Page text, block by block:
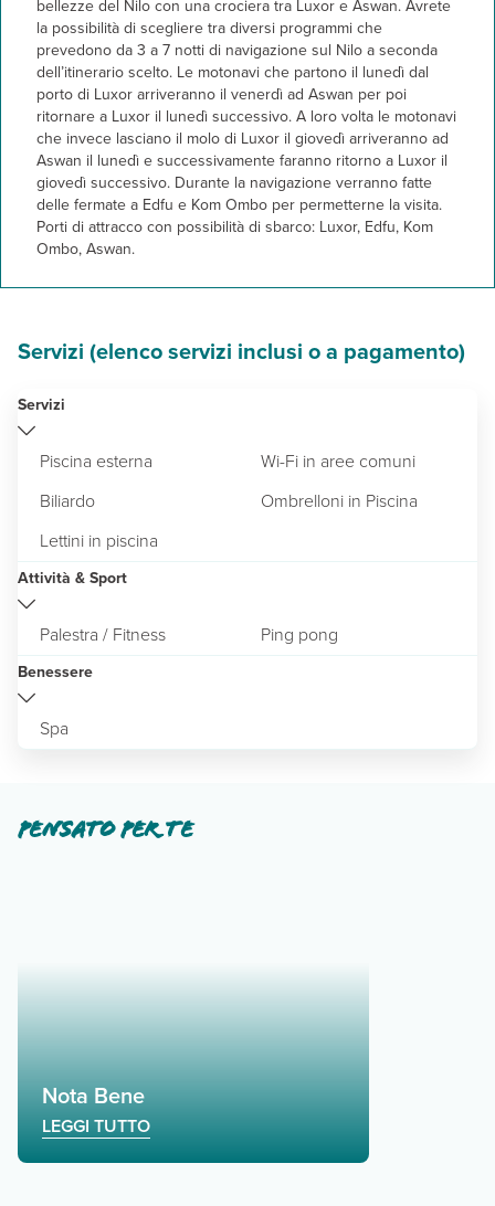
Museo Nazionale della Civilizzazione Egiziana
Sounds & Lights alla Sfinge
Giro della città di notte
Cairo Copta e Cairo Islamica
Mini crociera sul Nilo con cena
Il programma descritto è sempre organizzato su base gruppo
bellezze del Nilo con una crociera tra Luxor e Aswan. Avrete
la possibilità di scegliere tra diversi programmi che
prevedono da 3 a 7 notti di navigazione sul Nilo a seconda
dell’itinerario scelto. Le motonavi che partono il lunedì dal
porto di Luxor arriveranno il venerdì ad Aswan per poi
ritornare a Luxor il lunedì successivo. A loro volta le motonavi
che invece lasciano il molo di Luxor il giovedì arriveranno ad
Aswan il lunedì e successivamente faranno ritorno a Luxor il
giovedì successivo. Durante la navigazione verranno fatte
delle fermate a Edfu e Kom Ombo per permetterne la visita.
Porti di attracco con possibilità di sbarco: Luxor, Edfu, Kom
Ombo, Aswan.
Servizi (elenco servizi inclusi o a pagamento)
Servizi
Piscina esterna
Wi-Fi in aree comuni
Biliardo
Ombrelloni in Piscina
Lettini in piscina
Attività & Sport
Palestra / Fitness Ping pong
Benessere
Spa
Pensato per te
Nota Bene
LEGGI TUTTO